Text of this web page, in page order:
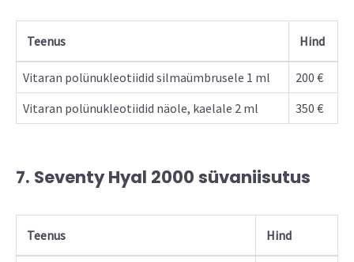
Teenus Hind
Vitaran polünukleotiidid silmaümbrusele 1 ml
200 €
Vitaran polünukleotiidid näole, kaelale 2 ml
350 €
7. Seventy Hyal 2000 süvaniisutus
Teenus Hind